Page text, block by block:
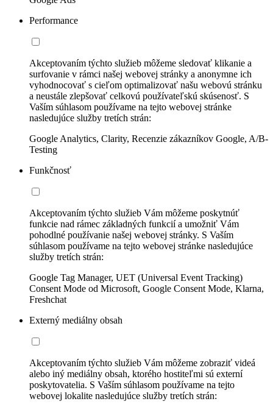
Performance
Akceptovaním týchto služieb môžeme sledovať klikanie a
surfovanie v rámci našej webovej stránky a anonymne ich
vyhodnocovať s cieľom optimalizovať našu webovú stránku
a neustále zlepšovať celkovú používateľskú skúsenosť. S
Vaším súhlasom používame na tejto webovej stránke
nasledujúce služby tretích strán:
Google Analytics, Clarity, Recenzie zákazníkov Google, A/B-
Testing
Funkčnosť
Akceptovaním týchto služieb Vám môžeme poskytnúť
funkcie nad rámec základných funkcií a umožniť Vám
pohodlné používanie našej webovej stránky. S Vaším
súhlasom používame na tejto webovej stránke nasledujúce
služby tretích strán:
Google Tag Manager, UET (Universal Event Tracking)
Consent Mode od Microsoft, Google Consent Mode, Klarna,
Freshchat
Externý mediálny obsah
Akceptovaním týchto služieb Vám môžeme zobraziť videá
alebo iný mediálny obsah, ktorého hostiteľmi sú externí
poskytovatelia. S Vaším súhlasom používame na tejto
webovej lokalite nasledujúce služby tretích strán: